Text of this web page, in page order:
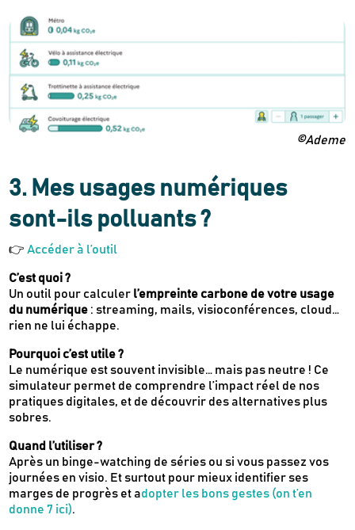
©Ademe
3. Mes usages numériques
sont-ils polluants ?
👉Accéder à l’outil
C’est quoi ?
Un outil pour calculer l’empreinte carbone de votre usage
du numérique : streaming, mails, visioconférences, cloud…
rien ne lui échappe.
Pourquoi c’est utile ?
Le numérique est souvent invisible… mais pas neutre ! Ce
simulateur permet de comprendre l’impact réel de nos
pratiques digitales, et de découvrir des alternatives plus
sobres.
Quand l’utiliser ?
Après un binge-watching de séries ou si vous passez vos
journées en visio. Et surtout pour mieux identifier ses
marges de progrès et adopter les bons gestes (on t’en
donne 7 ici).